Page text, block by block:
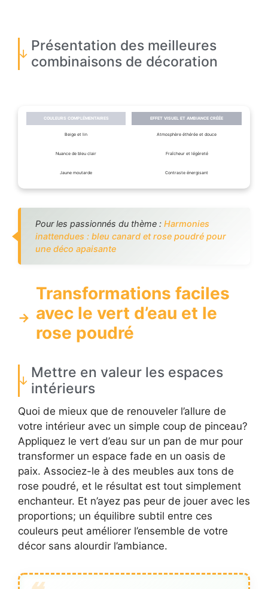
Présentation des meilleures
combinaisons de décoration
COULEURS COMPLÉMENTAIRES EFFET VISUEL ET AMBIANCE CRÉÉE
Beige et lin Atmosphère éthérée et douce
Nuance de bleu clair Fraîcheur et légèreté
Jaune moutarde Contraste énergisant
Pour les passionnés du thème : Harmonies
inattendues : bleu canard et rose poudré pour
une déco apaisante
Transformations faciles
avec le vert d’eau et le
rose poudré
Mettre en valeur les espaces
intérieurs
Quoi de mieux que de renouveler l’allure de
votre intérieur avec un simple coup de pinceau?
Appliquez le vert d’eau sur un pan de mur pour
transformer un espace fade en un oasis de
paix. Associez-le à des meubles aux tons de
rose poudré, et le résultat est tout simplement
enchanteur. Et n’ayez pas peur de jouer avec les
proportions; un équilibre subtil entre ces
couleurs peut améliorer l’ensemble de votre
décor sans alourdir l’ambiance.